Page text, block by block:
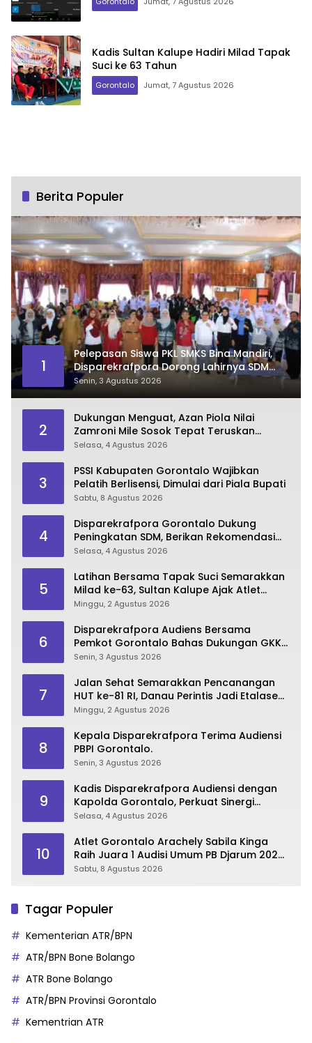
Kadis Sultan Kalupe Hadiri Milad Tapak
Suci ke 63 Tahun
Gorontalo Jumat, 7 Agustus 2026
Berita Populer
1
Pelepasan Siswa PKL SMKS Bina Mandiri,
Disparekrafpora Dorong Lahirnya SDM
Pariwisata Unggul
Senin, 3 Agustus 2026
2
Dukungan Menguat, Azan Piola Nilai
Zamroni Mile Sosok Tepat Teruskan
Pembangunan Bone Bolango
Selasa, 4 Agustus 2026
3
PSSI Kabupaten Gorontalo Wajibkan
Pelatih Berlisensi, Dimulai dari Piala Bupati
Sabtu, 8 Agustus 2026
4
Disparekrafpora Gorontalo Dukung
Peningkatan SDM, Berikan Rekomendasi
Studi S3 bagi Pegawai
Selasa, 4 Agustus 2026
5
Latihan Bersama Tapak Suci Semarakkan
Milad ke-63, Sultan Kalupe Ajak Atlet
Lestarikan Budaya Bela Diri
Minggu, 2 Agustus 2026
6
Disparekrafpora Audiens Bersama
Pemkot Gorontalo Bahas Dukungan GKK
2026
Senin, 3 Agustus 2026
7
Jalan Sehat Semarakkan Pencanangan
HUT ke-81 RI, Danau Perintis Jadi Etalase
Wisata Gorontalo
Minggu, 2 Agustus 2026
8
Kepala Disparekrafpora Terima Audiensi
PBPI Gorontalo.
Senin, 3 Agustus 2026
9
Kadis Disparekrafpora Audiensi dengan
Kapolda Gorontalo, Perkuat Sinergi
Sukseskan Gorontalo Karnaval Karawo
Selasa, 4 Agustus 2026
10
Atlet Gorontalo Arachely Sabila Kinga
Raih Juara 1 Audisi Umum PB Djarum 2026
di Makassar
Sabtu, 8 Agustus 2026
Tagar Populer
Kementerian ATR/BPN
ATR/BPN Bone Bolango
ATR Bone Bolango
ATR/BPN Provinsi Gorontalo
Kementrian ATR